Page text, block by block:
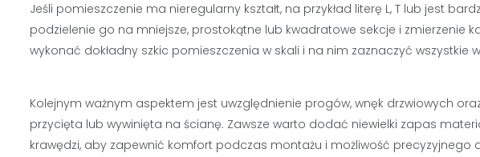
Jeśli pomieszczenie ma nieregularny kształt, na przykład literę L, T lub jest
podzielenie go na mniejsze, prostokątne lub kwadratowe sekcje i zmierzenie
wykonać dokładny szkic pomieszczenia w skali i na nim zaznaczyć wszystkie
Kolejnym ważnym aspektem jest uwzględnienie progów, wnęk drzwiowych
przycięta lub wywinięta na ścianę. Zawsze warto dodać niewielki zapas
krawędzi, aby zapewnić komfort podczas montażu i możliwość precyzyjnego